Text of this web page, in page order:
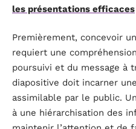
les présentations efficaces
Premièrement, concevoir
requiert une
poursuivi et du message à
diapositive doit incarner
assimilable par le public.
à une hiérarchisation des